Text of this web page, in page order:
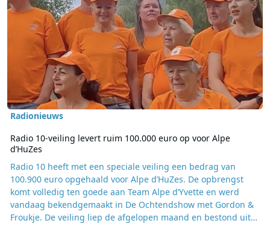
Radionieuws
Radio 10-veiling levert ruim 100.000 euro op voor Alpe
d’HuZes
Radio 10 heeft met een speciale veiling een bedrag van
100.900 euro opgehaald voor Alpe d’HuZes. De opbrengst
komt volledig ten goede aan Team Alpe d’Yvette en werd
vandaag bekendgemaakt in De Ochtendshow met Gordon &
Froukje. De veiling liep de afgelopen maand en bestond uit